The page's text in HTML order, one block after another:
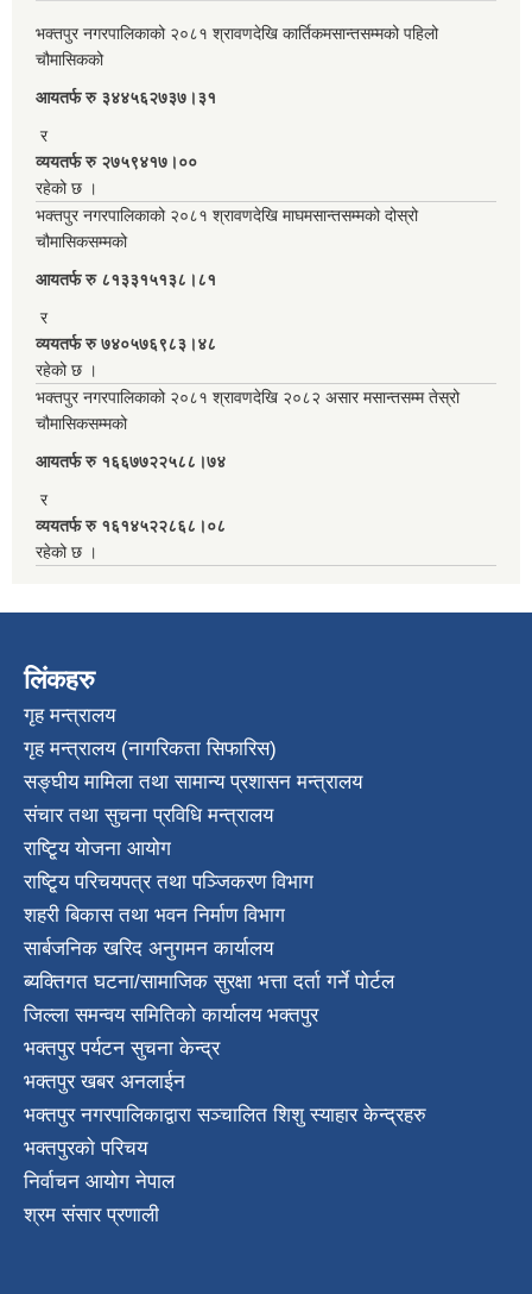
भक्तपुर नगरपालिकाको २०८१ श्रावणदेखि कार्तिकमसान्तसम्मको पहिलो
चौमासिकको
आयतर्फ रु‌ ३४४५६२७३७।३१
र
व्ययतर्फ रु २७५९४१७।००
रहेको छ ।
भक्तपुर नगरपालिकाको २०८१ श्रावणदेखि माघमसान्तसम्मको दोस्रो
चौमासिकसम्मको
आयतर्फ रु‌ ८१३३१५१३८।८१
र
व्ययतर्फ रु ७४०५७६९८३।४८
रहेको छ ।
भक्तपुर नगरपालिकाको २०८१ श्रावणदेखि २०८२ असार मसान्तसम्म तेस्रो
चौमासिकसम्मको
आयतर्फ रु‌ १६६७७२२५८८।७४
र
व्ययतर्फ रु १६१४५२२८६८।०८
रहेको छ ।
लिंकहरु
गृह मन्त्रालय
गृह मन्त्रालय (नागरिकता सिफारिस)
सङ्घीय मामिला तथा सामान्य प्रशासन मन्त्रालय
संचार तथा सुचना प्रविधि मन्त्रालय
राष्टि्ृय योजना आयोग
राष्टि्ृय परिचयपत्र तथा पञ्जिकरण विभाग
शहरी बिकास तथा भवन निर्माण विभाग
सार्बजनिक खरिद अनुगमन कार्यालय
ब्यक्तिगत घटना/सामाजिक सुरक्षा भत्ता दर्ता गर्ने पोर्टल
जिल्ला समन्वय समितिको कार्यालय भक्तपुर
भक्तपुर पर्यटन सुचना केन्द्र
भक्तपुर खबर अनलाईन
भक्तपुर नगरपालिकाद्वारा सञ्चालित शिशु स्याहार केन्द्रहरु
भक्तपुरकाे परिचय
निर्वाचन आयोग नेपाल
श्रम संसार प्रणाली